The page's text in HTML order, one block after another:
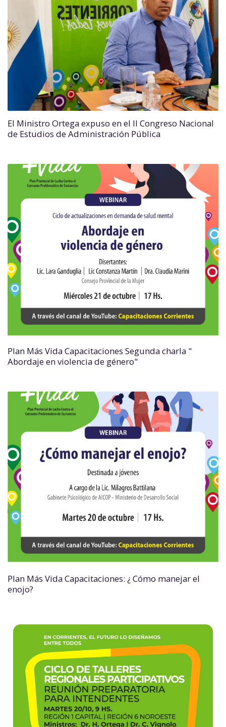
El Ministro Ortega expuso en el II Congreso Nacional
de Estudios de Administración Pública
Plan Más Vida Capacitaciones Segunda charla "
Abordaje en violencia de género"
Plan Más Vida Capacitaciones: ¿ Cómo manejar el
enojo?